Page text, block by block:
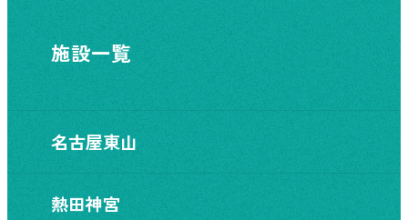
施設一覧
名古屋東山
熱田神宮